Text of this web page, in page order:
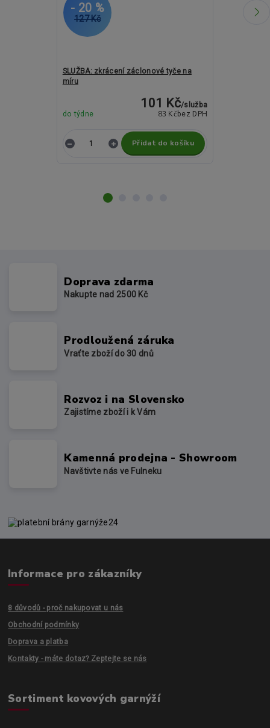
127 Kč
- 20 %
SLUŽBA: zkrácení záclonové tyče na
míru
101 Kč/služba
83 Kč bez DPH
do týdne
Přidat do košíku
1 801 Kč
- 20 %
Doprava zdarma
Nakupte nad 2500 Kč
Prodloužená záruka
Vraťte zboží do 30 dnů
Rozvoz i na Slovensko
Zajistíme zboží i k Vám
Kamenná prodejna - Showroom
Navštivte nás ve Fulneku
Informace pro zákazníky
8 důvodů - proč nakupovat u nás
Obchodní podmínky
Doprava a platba
Kontakty - máte dotaz? Zeptejte se nás
Sortiment kovových garnýží